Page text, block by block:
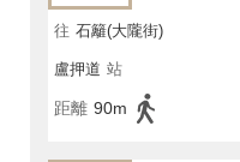
往 石籬(大隴街)
盧押道 站
距離 90m